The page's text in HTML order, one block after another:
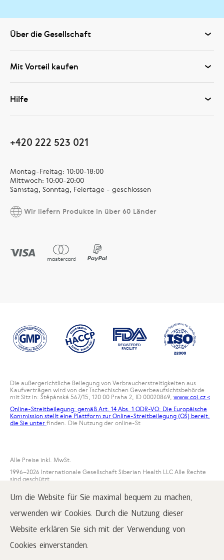
Um die Website für Sie maximal bequem zu machen,
verwenden wir Cookies. Durch die Nutzung dieser
Website erklären Sie sich mit der Verwendung von
Cookies einverstanden.
Über die Gesellschaft
Mit Vorteil kaufen
Hilfe
+420 222 523 021
Montag-Freitag: 10:00-18:00
Mittwoch: 10:00-20:00
Samstag, Sonntag, Feiertage - geschlossen
Wir liefern Produkte in über 60 Länder
Die außergerichtliche Beilegung von Verbraucherstreitigkeiten aus
Kaufverträgen wird von der Tschechischen Gewerbeaufsichtsbehörde
mit Sitz in: Štěpánská 567/15, 120 00 Praha 2, ID 00020869, www.coi.cz <
Online-Streitbeilegung: gemäß Art. 14 Abs. 1 ODR-VO: Die Europäische
Kommission stellt eine Plattform zur Online-Streitbeilegung (OS) bereit,
die Sie unterfinden. Die Nutzung der online-St
Alle Preise inkl. MwSt.
1996–2026 Internationale Gesellschaft Siberian Health LLC Alle Rechte
sind geschützt.
ein aktiver Link zu www.siberianwellness.com veröffentlicht wird.
Beschwerden
Kaufbedingungen